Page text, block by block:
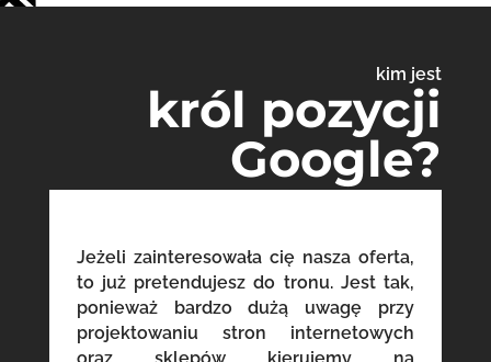
kim jest
król pozycji
Google?
Jeżeli zainteresowała cię nasza oferta,
to już pretendujesz do tronu. Jest tak,
ponieważ bardzo dużą uwagę przy
projektowaniu stron internetowych